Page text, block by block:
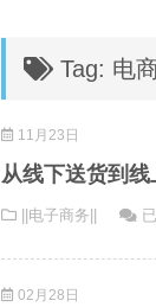
Tag: 电
11月23日
从线下送货到
||电子商务||
从
02月28日